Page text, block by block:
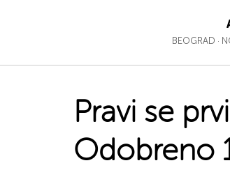
BEOGRAD ·
Pravi se
Odobreno